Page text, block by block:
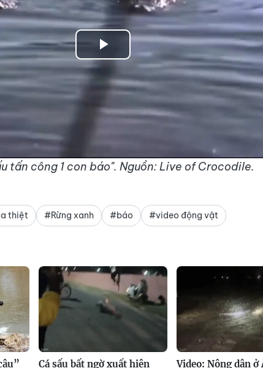
Play
Video
tấn công 1 con báo". Nguồn: Live of Crocodile.
thiệt #Rừng xanh #báo #video động vật
Cá sấu bất ngờ xuất hiện
Video: Nông dân ở